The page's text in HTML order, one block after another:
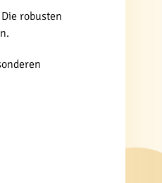
robusten